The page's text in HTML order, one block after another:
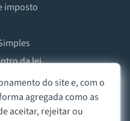
imposto
da lei
ou doação
do site e, com o
agregada como as
aceitar, rejeitar ou